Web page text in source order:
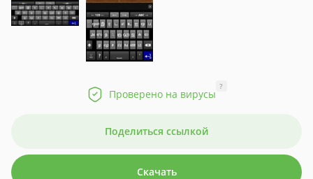
Проверено на вирусы
?
Поделиться ссылкой
Скачать